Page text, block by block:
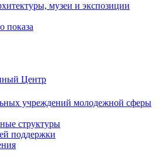
музеи и экспозиции
показа
Центр
учреждений молодежной сферы
структуры
поддержки